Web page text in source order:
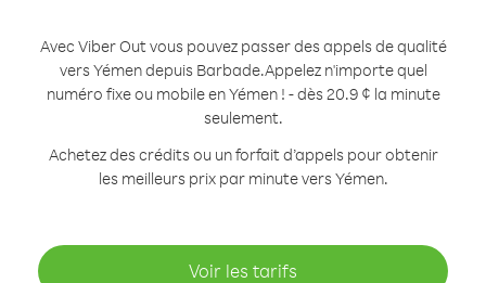
Avec Viber Out vous pouvez passer des appels de qualité
vers Yémen depuis Barbade.Appelez n'importe quel
numéro fixe ou mobile en Yémen ! - dès 20.9 ¢ la minute
seulement.
Achetez des crédits ou un forfait d’appels pour obtenir
les meilleurs prix par minute vers Yémen.
Voir les tarifs